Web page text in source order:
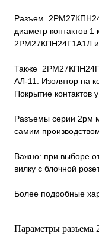
Разъем
диаметр контактов
2РМ27КПН24Г1А1Л
Также
АЛ-11. Изолятор на
Покрытие контактов
Разъемы серии 2рм
самим
Важно: при выборе
вилку с блочной
Более подробные
Параметры